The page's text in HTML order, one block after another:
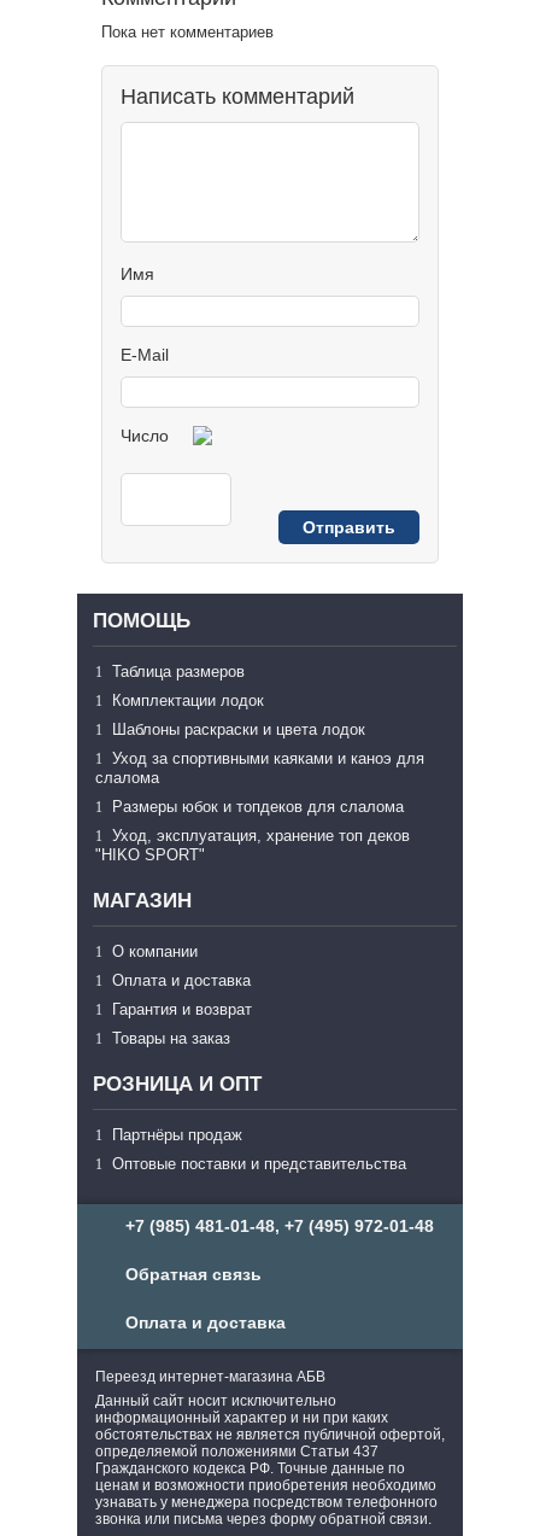
Пока нет комментариев
Написать комментарий
Имя
E-Mail
Число
ПОМОЩЬ
Таблица размеров
Комплектации лодок
Шаблоны раскраски и цвета лодок
Уход за спортивными каяками и каноэ для
слалома
Размеры юбок и топдеков для слалома
Уход, эксплуатация, хранение топ деков
"HIKO SPORT"
МАГАЗИН
О компании
Оплата и доставка
Гарантия и возврат
Товары на заказ
РОЗНИЦА И ОПТ
Партнёры продаж
Оптовые поставки и представительства
+7 (985) 481-01-48, +7 (495) 972-01-48
Обратная связь
Оплата и доставка
Переезд интернет-магазина АБВ
Данный сайт носит исключительно
информационный характер и ни при каких
обстоятельствах не является публичной офертой,
определяемой положениями Статьи 437
Гражданского кодекса РФ. Точные данные по
ценам и возможности приобретения необходимо
узнавать у менеджера посредством телефонного
звонка или письма через форму обратной связи.